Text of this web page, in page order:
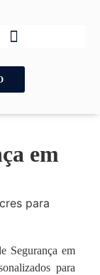
em
para
Segurança em
para